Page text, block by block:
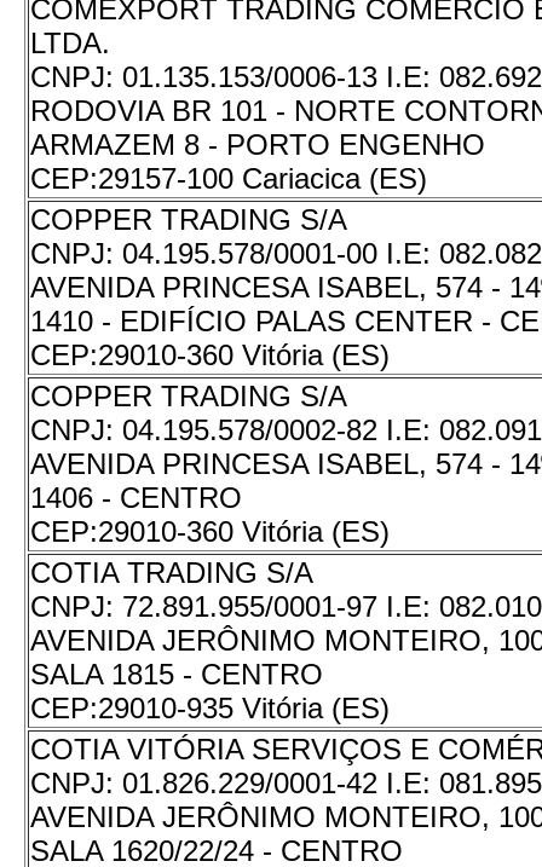
COMEXPORT TRADING COMÉRCIO
LTDA.
CNPJ: 01.135.153/0006-13 I.E:
RODOVIA BR 101 - NORTE
ARMAZEM 8 - PORTO ENGENHO
CEP:29157-100 Cariacica (ES)
COPPER TRADING S/A
CNPJ: 04.195.578/0001-00 I.E:
AVENIDA PRINCESA ISABEL, 574 -
1410 - EDIFÍCIO PALAS CENTER -
CEP:29010-360 Vitória (ES)
COPPER TRADING S/A
CNPJ: 04.195.578/0002-82 I.E:
AVENIDA PRINCESA ISABEL, 574 -
1406 - CENTRO
CEP:29010-360 Vitória (ES)
COTIA TRADING S/A
CNPJ: 72.891.955/0001-97 I.E:
AVENIDA JERÔNIMO MONTEIRO,
SALA 1815 - CENTRO
CEP:29010-935 Vitória (ES)
COTIA VITÓRIA SERVIÇOS E
CNPJ: 01.826.229/0001-42 I.E:
AVENIDA JERÔNIMO MONTEIRO,
SALA 1620/22/24 - CENTRO